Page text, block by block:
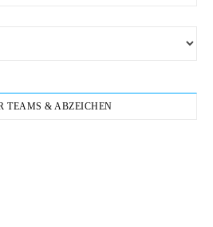
TEAMS & ABZEICHEN